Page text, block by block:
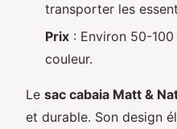
transporter les
Prix : Environ 50-
couleur.
Le sac cabaia Matt &
et durable. Son design